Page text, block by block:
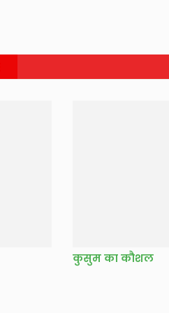
कुसुम का कौशल